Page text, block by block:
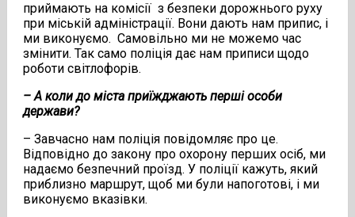
приймають на комісії з безпеки дорожнього руху
при міській адміністрації. Вони дають нам припис, і
ми виконуємо. Самовільно ми не можемо час
змінити. Так само поліція дає нам приписи щодо
роботи світлофорів.
– А коли до міста приїжджають перші особи
держави?
– Завчасно нам поліція повідомляє про це.
Відповідно до закону про охорону перших осіб, ми
надаємо безпечний проїзд. У поліції кажуть, який
приблизно маршрут, щоб ми були напоготові, і ми
виконуємо вказівки.